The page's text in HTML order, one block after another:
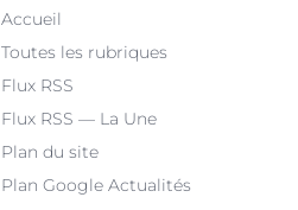
Accueil
Toutes les rubriques
Flux RSS
Flux RSS — La Une
Plan du site
Plan Google Actualités